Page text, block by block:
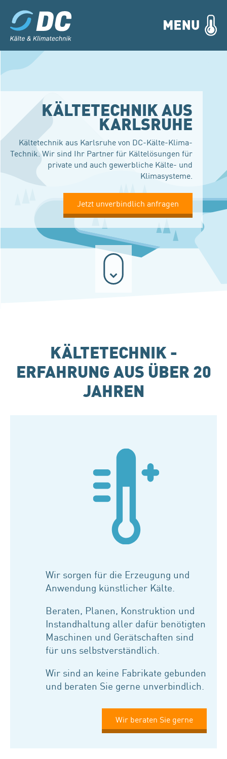
KÄLTETECHNIK AUS
KARLSRUHE
Kältetechnik aus Karlsruhe von DC-Kälte-Klima-
Technik. Wir sind Ihr Partner für Kältelösungen für
private und auch gewerbliche Kälte- und
Klimasysteme.
Jetzt unverbindlich anfragen
KÄLTETECHNIK -
ERFAHRUNG AUS ÜBER 20
JAHREN
Wir sorgen für die Erzeugung und
Anwendung künstlicher Kälte.
Beraten, Planen, Konstruktion und
Instandhaltung aller dafür benötigten
Maschinen und Gerätschaften sind
für uns selbstverständlich.
Wir sind an keine Fabrikate gebunden
und beraten Sie gerne unverbindlich.
Wir beraten Sie gerne